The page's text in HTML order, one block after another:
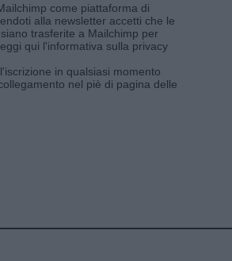
come piattaforma di
alla newsletter accetti che le
trasferite a Mailchimp per
qui l'informativa sulla privacy
in qualsiasi momento
nel piè di pagina delle